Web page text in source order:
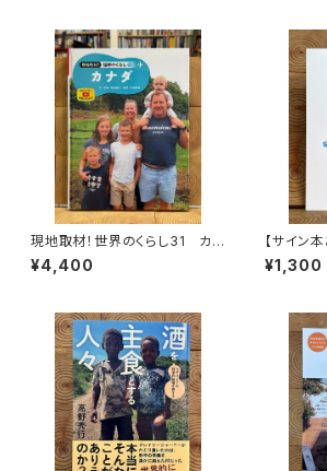
現地取材！世界のくらし31 カナ
ダ
¥4,400
【サイン
ゆく！
¥1,300